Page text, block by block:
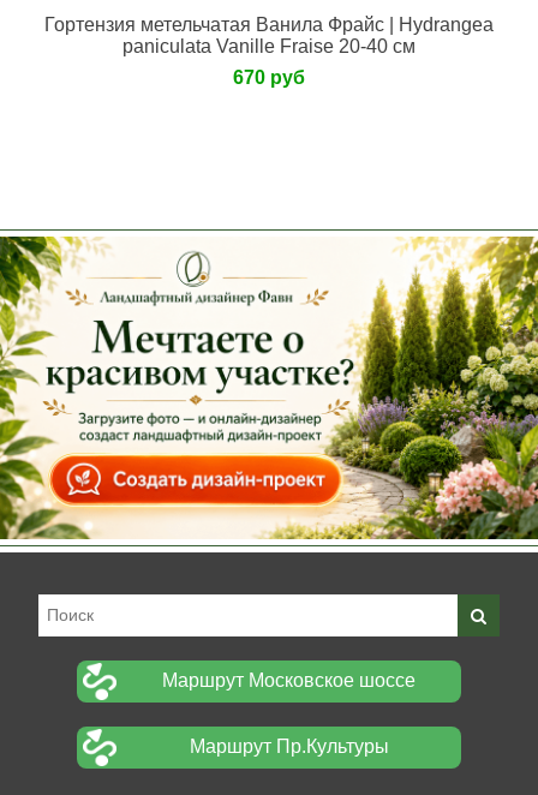
Гортензия метельчатая Ванила Фрайс | Hydrangea
paniculata Vanille Fraise 20-40 см
670 руб
Маршрут Московское шоссе
Маршрут Пр.Культуры